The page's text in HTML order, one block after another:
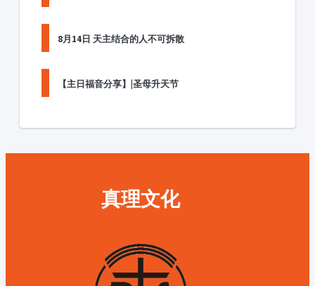
8月14日 天主结合的人不可拆散
【主日福音分享】|圣母升天节
真理文化